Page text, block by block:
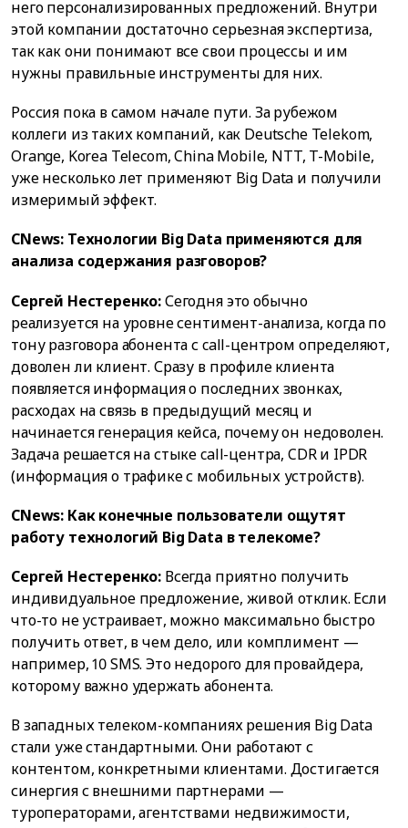
него персонализированных предложений. Внутри
этой компании достаточно серьезная экспертиза,
так как они понимают все свои процессы и им
нужны правильные инструменты для них.
Россия пока в самом начале пути. За рубежом
коллеги из таких компаний, как Deutsche Telekom,
Orange, Korea Telecom, China Mobile, NTT, T-Mobile,
уже несколько лет применяют Big Data и получили
измеримый эффект.
CNews: Технологии Big Data применяются для
анализа содержания разговоров?
Сергей Нестеренко:Сегодня это обычно
реализуется на уровне сентимент-анализа, когда по
тону разговора абонента с call-центром определяют,
доволен ли клиент. Сразу в профиле клиента
появляется информация о последних звонках,
расходах на связь в предыдущий месяц и
начинается генерация кейса, почему он недоволен.
Задача решается на стыке call-центра, CDR и IPDR
(информация о трафике с мобильных устройств).
CNews: Как конечные пользователи ощутят
работу технологий Big Data в телекоме?
Сергей Нестеренко: Всегда приятно получить
индивидуальное предложение, живой отклик. Если
что-то не устраивает, можно максимально быстро
получить ответ, в чем дело, или комплимент —
например, 10 SMS. Это недорого для провайдера,
которому важно удержать абонента.
В западных телеком-компаниях решения Big Data
стали уже стандартными. Они работают с
контентом, конкретными клиентами. Достигается
синергия с внешними партнерами —
туроператорами, агентствами недвижимости,